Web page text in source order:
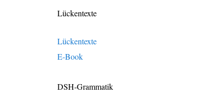
Lückentexte
Lückentexte
E-Book
DSH-Grammatik